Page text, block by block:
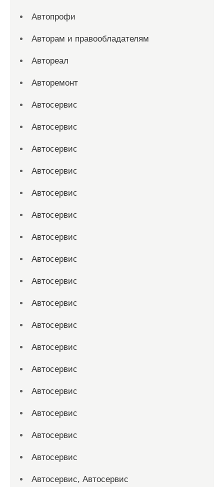
Автопрофи
Авторам и правообладателям
Автореал
Авторемонт
Автосервис
Автосервис
Автосервис
Автосервис
Автосервис
Автосервис
Автосервис
Автосервис
Автосервис
Автосервис
Автосервис
Автосервис
Автосервис
Автосервис
Автосервис
Автосервис
Автосервис
Автосервис, Автосервис